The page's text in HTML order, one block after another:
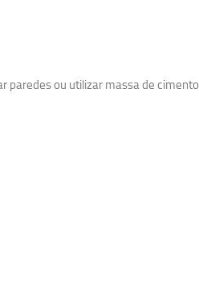
paredes ou utilizar massa de cimento